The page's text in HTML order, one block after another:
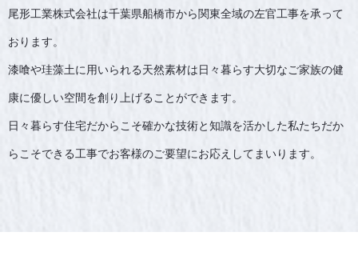
尾形工業株式会社は千葉県船橋市から関東全域の左官工事を承って
おります。
漆喰や珪藻土に用いられる天然素材は日々暮らす大切なご家族の健
康に優しい空間を創り上げることができます。
日々暮らす住宅だからこそ確かな技術と知識を活かした私たちだか
らこそできる工事でお客様のご要望にお応えしてまいります。